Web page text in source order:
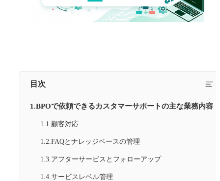
目次
1.BPOで依頼できるカスタマーサポートの主な業務内容
1.1.顧客対応
1.2.FAQとナレッジベースの管理
1.3.アフターサービスとフォローアップ
1.4.サービスレベル管理